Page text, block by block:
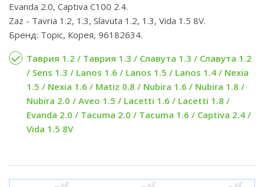
Evanda 2.0, Captiva C100 2.4.
Zaz - Tavria 1.2, 1.3, Slavuta 1.2, 1.3, Vida 1.5 8V.
Бренд: Topic, Корея, 96182634.
Таврия 1.2 / Таврия 1.3 / Славута 1.3 / Славута 1.2
/ Sens 1.3 / Lanos 1.6 / Lanos 1.5 / Lanos 1.4 / Nexia
1.5 / Nexia 1.6 / Matiz 0.8 / Nubira 1.6 / Nubira 1.8 /
Nubira 2.0 / Aveo 1.5 / Lacetti 1.6 / Lacetti 1.8 /
Evanda 2.0 / Tacuma 2.0 / Tacuma 1.6 / Captiva 2.4 /
Vida 1.5 8V